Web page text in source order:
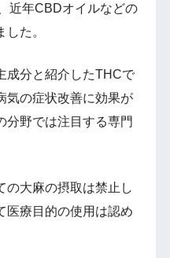
近年CBDオイルなどの
た。
成分と紹介したTHCで
気の症状改善に効果が
分野では注目する専門
の大麻の摂取は禁止し
医療目的の使用は認め